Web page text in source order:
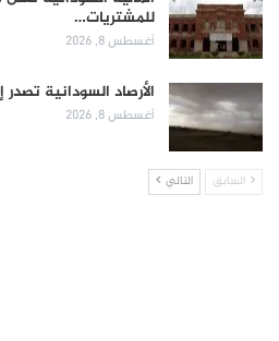
للمشتريات…
أغسطس 8, 2026
الأرصاد السودانية تصدر
أغسطس 8, 2026
السابق التالي